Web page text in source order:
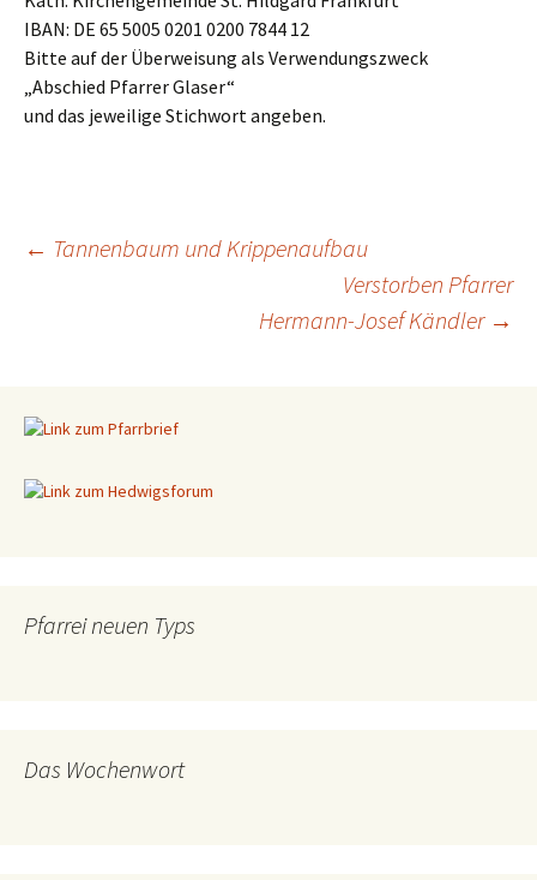
IBAN: DE 65 5005 0201 0200 7844 12
Bitte auf der Überweisung als Verwendungszweck
„Abschied Pfarrer Glaser“
und das jeweilige Stichwort angeben.
Beitragsnavigation
← Tannenbaum und Krippenaufbau
Verstorben Pfarrer
Hermann-Josef Kändler →
Pfarrei neuen Typs
Das Wochenwort